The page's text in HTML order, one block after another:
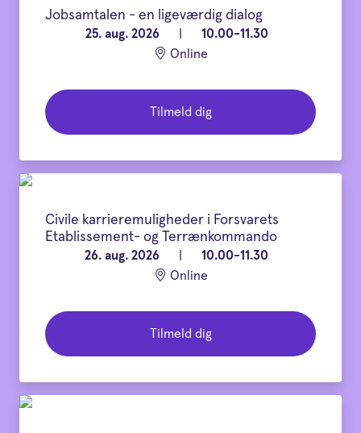
Jobsamtalen - en ligeværdig dialog
25. aug. 2026
10.00-11.30
Online
Tilmeld dig
Civile karrieremuligheder i Forsvarets
Etablissement- og Terrænkommando
26. aug. 2026
10.00-11.30
Online
Tilmeld dig